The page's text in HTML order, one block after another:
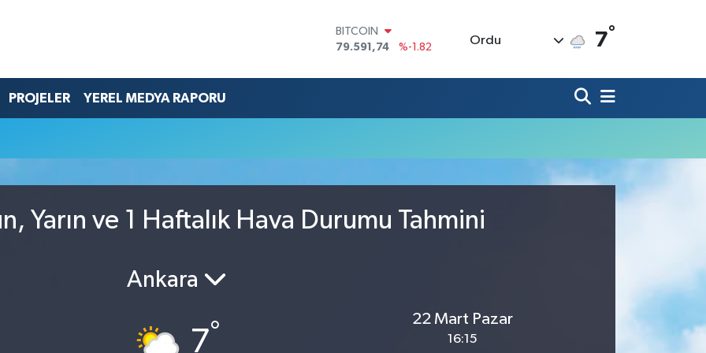
BITCOIN
79.591,74
%-1.82
45,43620
%0.02
BİST100
Ordu 7°
PROJELER YEREL MEDYA RAPORU
Yarın ve 1 Haftalık Hava Durumu Tahmini
Ankara
7°
22 Mart Pazar
16:15